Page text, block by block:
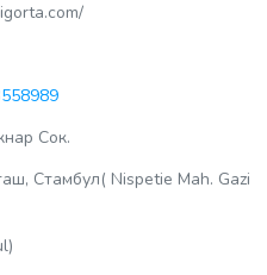
Сок.
Стамбул( Nispetie Mah. Gazi